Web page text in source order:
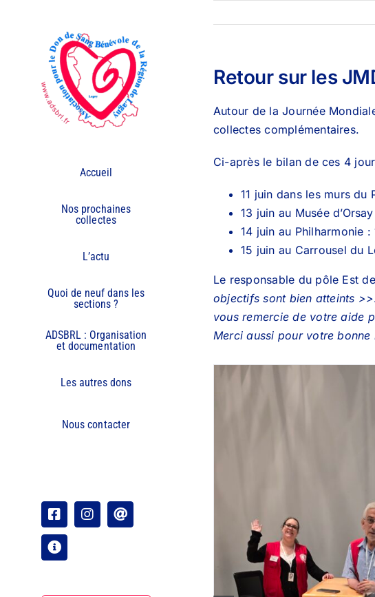
Accueil
Nos prochaines
collectes
L’actu
Quoi de neuf dans les
sections ?
ADSBRL : Organisation
et documentation
Les autres dons
Nous contacter
FacebookInstagram
Email
Organisation
Retour sur les
Autour de la Journée
collectes complémentaires.
Ci-après le bilan de ces 4
11 juin dans les murs
13 juin au Musée
14 juin au Philharmonie
15 juin au Carrousel du
Le responsable du pôle Est
objectifs sont bien atteints >>
vous remercie de votre aide
Merci aussi pour votre